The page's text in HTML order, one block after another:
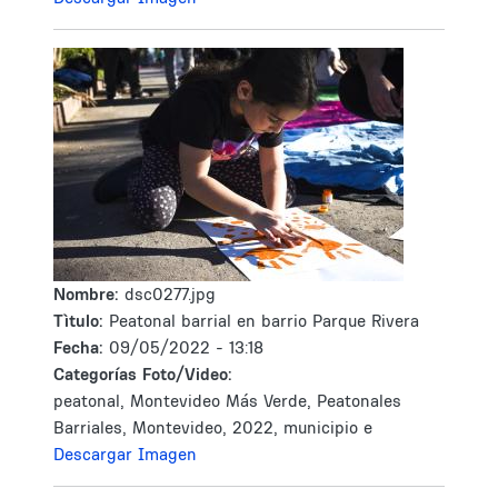
Nombre: dsc0277.jpg
Tìtulo: Peatonal barrial en barrio Parque Rivera
Fecha: 09/05/2022 - 13:18
Categorías Foto/Video:
peatonal, Montevideo Más Verde, Peatonales
Barriales, Montevideo, 2022, municipio e
Descargar Imagen